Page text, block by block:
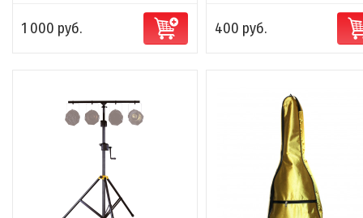
1 000 руб. 400 руб.